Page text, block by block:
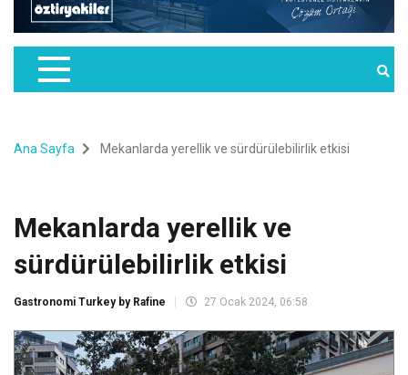
Ana Sayfa Mekanlarda yerellik ve sürdürülebilirlik etkisi
Mekanlarda yerellik ve
sürdürülebilirlik etkisi
Gastronomi Turkey by Rafine 27 Ocak 2024, 06:58